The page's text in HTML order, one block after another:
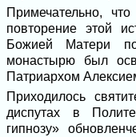
Примечательно,
повторение этой
Божией Матери
монастырю был
Патриархом
Приходилось
диспутах в
гипнозу»